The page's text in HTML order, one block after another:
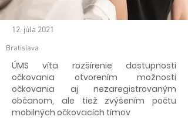
12. júla 2021
Bratislava
ÚMS víta rozšírenie dostupnosti
očkovania otvorením možnosti
očkovania aj nezaregistrovaným
občanom, ale tiež zvýšením počtu
mobilných očkovacích tímov